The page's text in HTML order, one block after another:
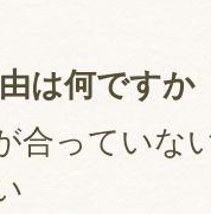
は何ですか
合っていな